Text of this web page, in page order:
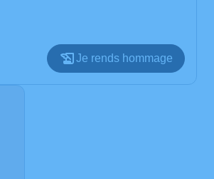
Je rends hommage